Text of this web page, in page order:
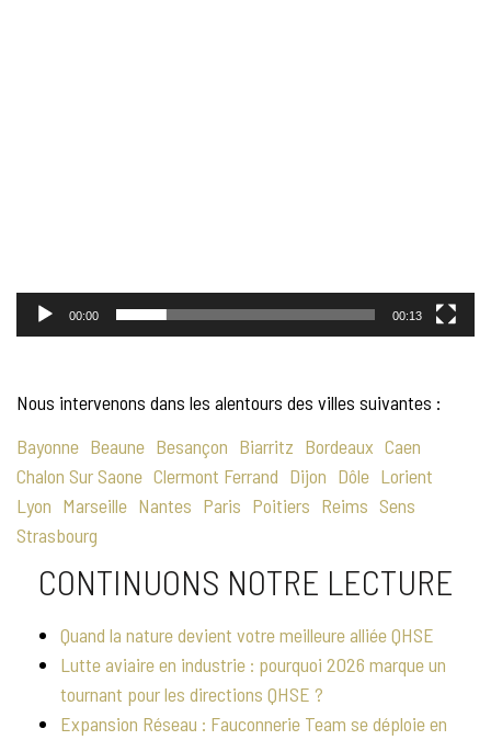
00:00 00:13
Nous intervenons dans les alentours des villes suivantes :
Bayonne Beaune Besançon Biarritz Bordeaux Caen
Chalon Sur Saone Clermont Ferrand Dijon Dôle Lorient
Lyon Marseille Nantes Paris Poitiers Reims Sens
Strasbourg
CONTINUONS NOTRE LECTURE
Quand la nature devient votre meilleure alliée QHSE
Lutte aviaire en industrie : pourquoi 2026 marque un
tournant pour les directions QHSE ?
Expansion Réseau : Fauconnerie Team se déploie en